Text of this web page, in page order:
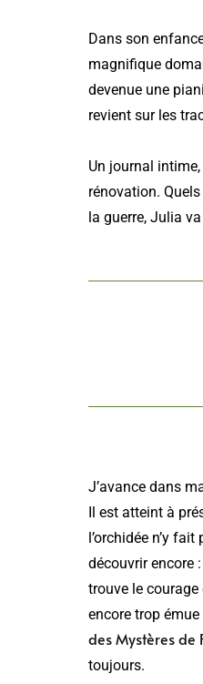
Dans son
magnifique
devenue une
revient sur les
Un journal
rénovation.
la guerre, Julia
J’avance dans
Il est atteint à
l’orchidée n’y
découvrir encore :
trouve le courage
encore trop
des Mystères de
toujours.